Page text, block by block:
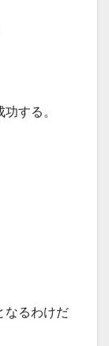
する。
なるわけだ